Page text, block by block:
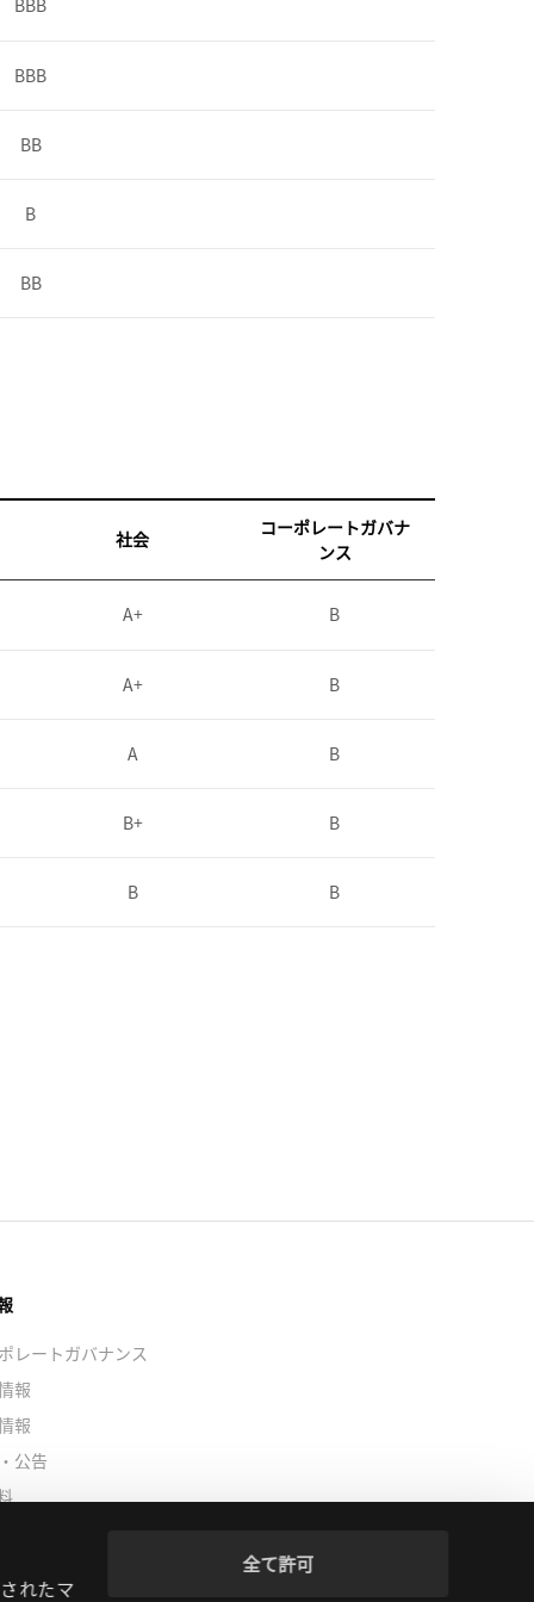
れたマ
全て許可
BBB
BBB
BB
B
BB
社会
コーポレートガバナ
ンス
A+ B
A+ B
A B
B+ B
B B
レートガバナンス
報
報
公告